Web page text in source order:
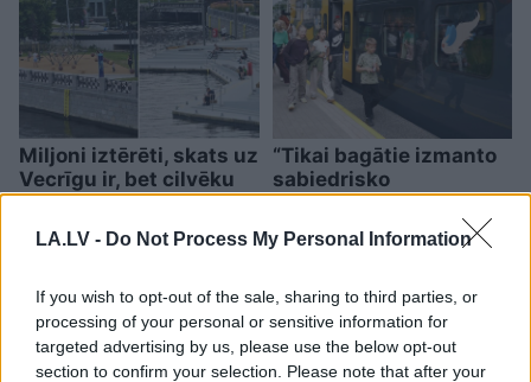
LA.LV - Do Not Process My Personal Information
If you wish to opt-out of the sale, sharing to third parties, or
processing of your personal or sensitive information for
targeted advertising by us, please use the below opt-out
section to confirm your selection. Please note that after your
Miljoni iztērēti, skats uz
Vecrīgu ir, bet cilvēku
nav – kaut kas ir greizi
ar jauno promenādi
“Tikai bagātie izmanto
sabiedrisko
transportu?” Ģimene
gribēja pavizināties ar
vilcienu, bet biļešu